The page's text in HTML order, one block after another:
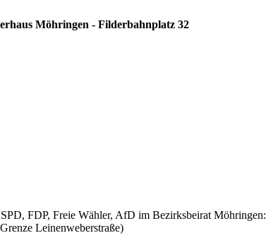
Möhringen - Filderbahnplatz 32
FDP, Freie Wähler, AfD im Bezirksbeirat Möhringen:
Leinenweberstraße)